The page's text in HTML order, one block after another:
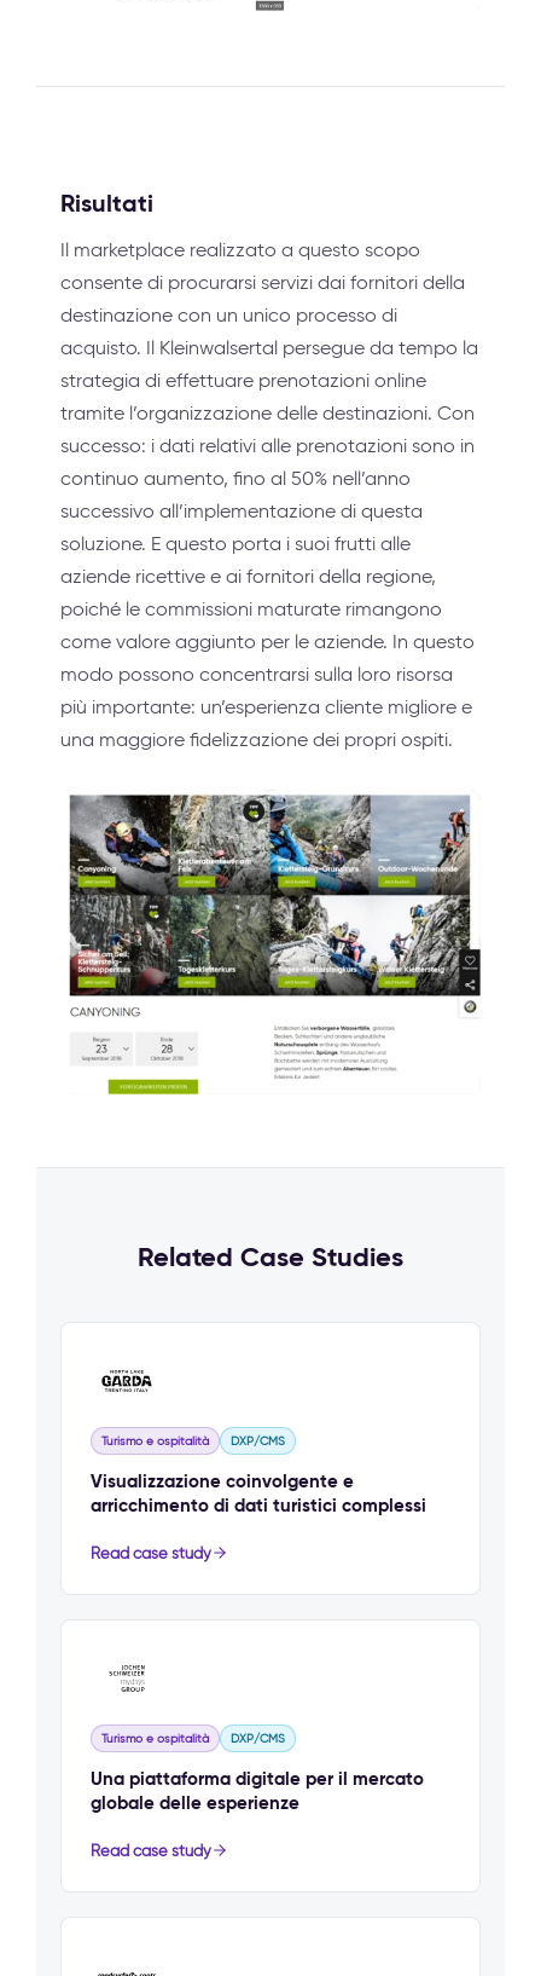
Risultati
Il marketplace realizzato a questo scopo
consente di procurarsi servizi dai fornitori della
destinazione con un unico processo di
acquisto. Il Kleinwalsertal persegue da tempo la
strategia di effettuare prenotazioni online
tramite l’organizzazione delle destinazioni. Con
successo: i dati relativi alle prenotazioni sono in
continuo aumento, fino al 50% nell’anno
successivo all’implementazione di questa
soluzione. E questo porta i suoi frutti alle
aziende ricettive e ai fornitori della regione,
poiché le commissioni maturate rimangono
come valore aggiunto per le aziende. In questo
modo possono concentrarsi sulla loro risorsa
più importante: un’esperienza cliente migliore e
una maggiore fidelizzazione dei propri ospiti.
Related Case Studies
Turismo e ospitalità DXP/CMS
Visualizzazione coinvolgente e
arricchimento di dati turistici complessi
Read case study
Turismo e ospitalità DXP/CMS
Una piattaforma digitale per il mercato
globale delle esperienze
Read case study